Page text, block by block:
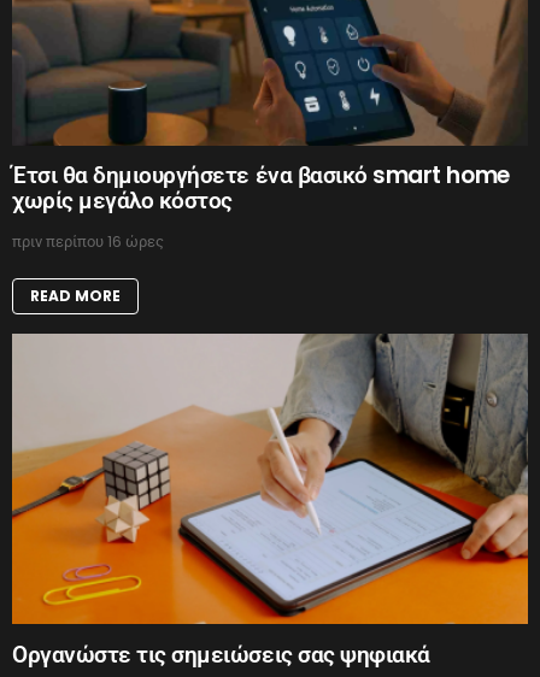
Έτσι θα δημιουργήσετε ένα βασικό smart home
χωρίς μεγάλο κόστος
πριν περίπου 16 ώρες
READ MORE
Οργανώστε τις σημειώσεις σας ψηφιακά